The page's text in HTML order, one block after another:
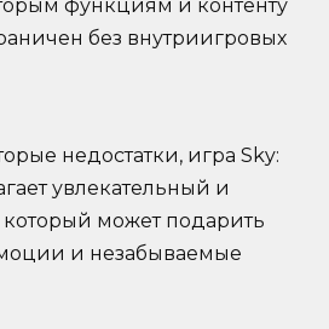
функциям и контенту
без внутриигровых
недостатки, игра Sky:
увлекательный и
может подарить
и незабываемые